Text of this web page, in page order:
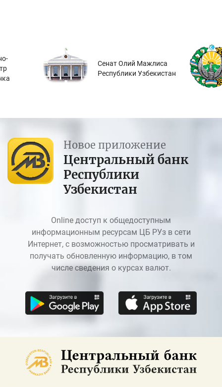
Сенат Олий Мажлиса
Республики Узбекистан
Новое приложение
Центральный банк
Республики
Узбекистан
Online доступ к общедоступным
информационным ресурсам ЦБ РУз в сети
Интернет, с возможностью просматривать и
получать обновленную информацию, в том
числе сведения о курсах валют.